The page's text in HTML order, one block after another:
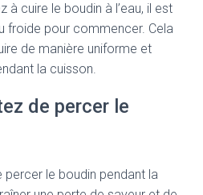
cuire le boudin à l’eau, il est
froide pour commencer. Cela
de manière uniforme et
la cuisson.
de percer le
percer le boudin pendant la